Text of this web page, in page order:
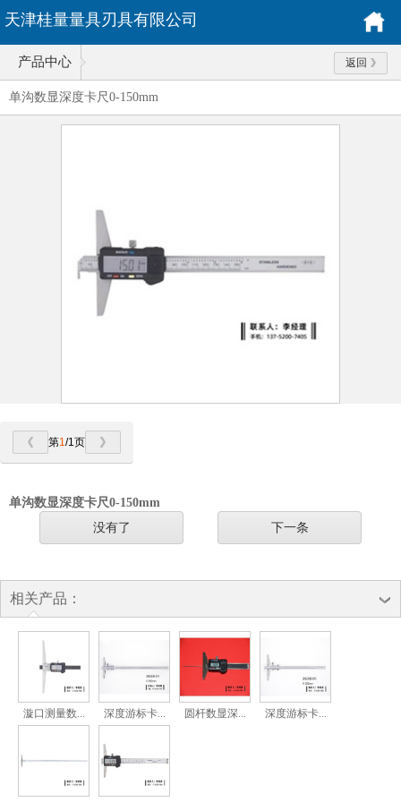
天津桂量量具刃具有限公司
产品中心 返回
单沟数显深度卡尺0-150mm
第1/1页
单沟数显深度卡尺0-150mm
没有了 下一条
相关产品：
漩口测量数... 深度游标卡... 圆杆数显深... 深度游标卡...